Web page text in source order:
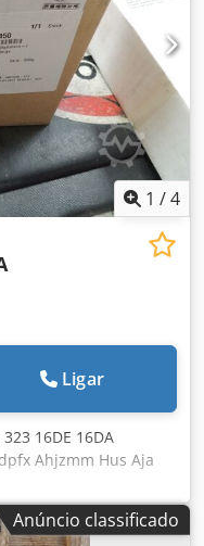
1 /4
Ligar
16DE 16DA
Ahjzmm Hus Aja
– artigo não
stock”
Anúncio classificado